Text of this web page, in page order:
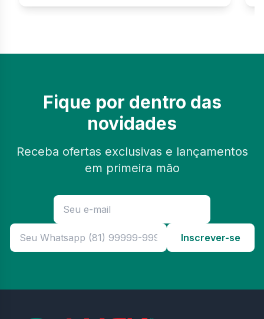
Fique por dentro das
novidades
Receba ofertas exclusivas e lançamentos
em primeira mão
Inscrever-se